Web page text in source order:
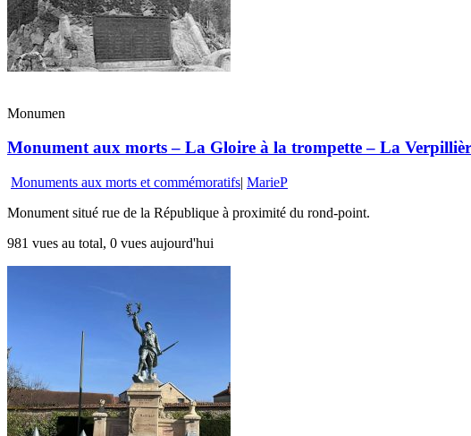
Monumen
Monument aux morts – La Gloire à la trompette – La
Monuments aux morts et commémoratifs| MarieP
Monument situé rue de la République à proximité du rond-point.
981 vues au total, 0 vues aujourd'hui